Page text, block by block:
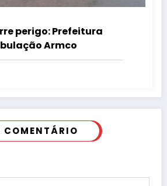
perigo: Prefeitura
Armco
COMENTÁRIO